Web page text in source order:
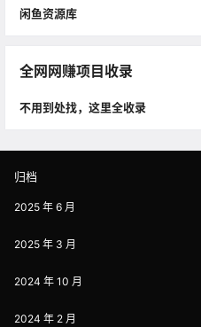
闲鱼资源库
全网网赚项目收录
不用到处找，这里全收录
归档
2025 年 6 月
2025 年 3 月
2024 年 10 月
2024 年 2 月